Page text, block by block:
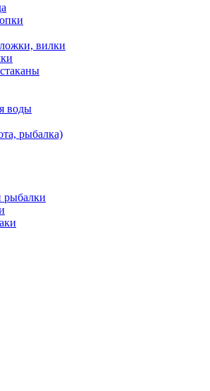
вилки
воды
рыбалка)
рыбалки